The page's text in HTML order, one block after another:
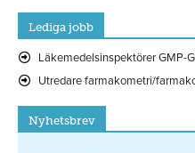
Lediga jobb
Läkemedelsinspektörer GMP-
Utredare farmakometri/
Nyhetsbrev